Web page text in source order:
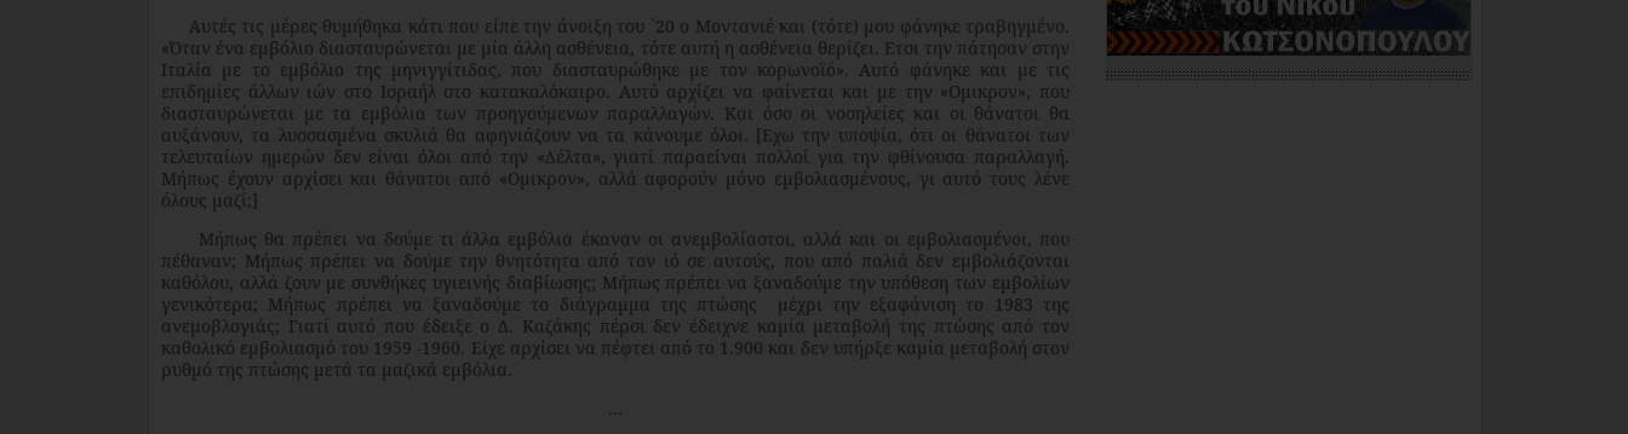
Αυτές τις μέρες θυμήθηκα κάτι που είπε την άνοιξη του `20 ο Μοντανιέ και (τότε) μου φάνηκε τραβηγμένο.
«Όταν ένα εμβόλιο διασταυρώνεται με μία άλλη ασθένεια, τότε αυτή η ασθένεια θερίζει. Ετσι την πάτησαν στην
Ιταλία με το εμβόλιο της μηνιγγίτιδας, που διασταυρώθηκε με τον κορωνοϊό». Αυτό φάνηκε και με τις
επιδημίες άλλων ιών στο Ισραήλ στο κατακαλόκαιρο. Αυτό αρχίζει να φαίνεται και με την «Ομικρον», που
διασταυρώνεται με τα εμβόλια των προηγούμενων παραλλαγών. Και όσο οι νοσηλείες και οι θάνατοι θα
αυξάνουν, τα λυσσασμένα σκυλιά θα αφηνιάζουν να τα κάνουμε όλοι. [Εχω την υποψία, ότι οι θάνατοι των
τελευταίων ημερών δεν είναι όλοι από την «Δέλτα», γιατί παραείναι πολλοί για την φθίνουσα παραλλαγή.
Μήπως έχουν αρχίσει και θάνατοι από «Ομικρον», αλλά αφορούν μόνο εμβολιασμένους, γι αυτό τους λένε
όλους μαζί;]
Μήπως θα πρέπει να δούμε τι άλλα εμβόλια έκαναν οι ανεμβολίαστοι, αλλά και οι εμβολιασμένοι, που
πέθαναν; Μήπως πρέπει να δούμε την θνητότητα από τον ιό σε αυτούς, που από παλιά δεν εμβολιάζονται
καθόλου, αλλά ζουν με συνθήκες υγιεινής διαβίωσης; Μήπως πρέπει να ξαναδούμε την υπόθεση των εμβολίων
γενικότερα; Μήπως πρέπει να ξαναδούμε το διάγραμμα της πτώσης μέχρι την εξαφάνιση το 1983 της
ανεμοβλογιάς; Γιατί αυτό που έδειξε ο Δ. Καζάκης πέρσι δεν έδειχνε καμία μεταβολή της πτώσης από τον
καθολικό εμβολιασμό του 1959 -1960. Είχε αρχίσει να πέφτει από το 1.900 και δεν υπήρξε καμία μεταβολή στον
ρυθμό της πτώσης μετά τα μαζικά εμβόλια.
…